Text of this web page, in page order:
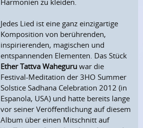
Harmonien zu kleiden.
Jedes Lied ist eine ganz einzigartige
Komposition von berührenden,
inspirierenden, magischen und
entspannenden Elementen. Das Stück
Ether Tattva Waheguru war die
Festival-Meditation der 3HO Summer
Solstice Sadhana Celebration 2012 (in
Espanola, USA) und hatte bereits lange
vor seiner Veröffentlichung auf diesem
Album über einen Mitschnitt auf